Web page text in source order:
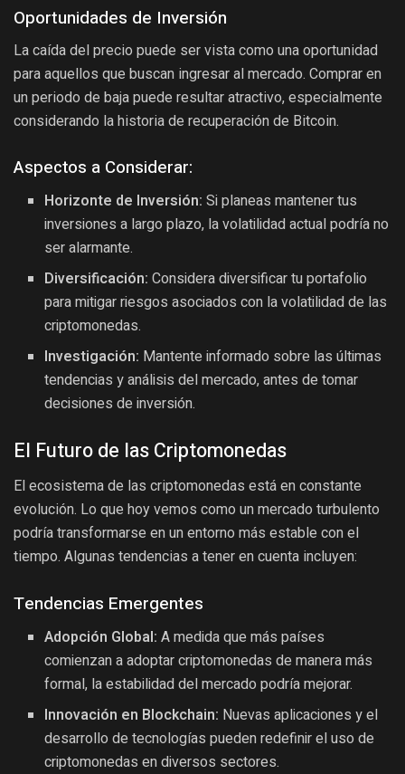
Oportunidades de Inversión
La caída del precio puede ser vista como una oportunidad
para aquellos que buscan ingresar al mercado. Comprar en
un periodo de baja puede resultar atractivo, especialmente
considerando la historia de recuperación de Bitcoin.
Aspectos a Considerar:
Horizonte de Inversión: Si planeas mantener tus
inversiones a largo plazo, la volatilidad actual podría no
ser alarmante.
Diversificación: Considera diversificar tu portafolio
para mitigar riesgos asociados con la volatilidad de las
criptomonedas.
Investigación: Mantente informado sobre las últimas
tendencias y análisis del mercado, antes de tomar
decisiones de inversión.
El Futuro de las Criptomonedas
El ecosistema de las criptomonedas está en constante
evolución. Lo que hoy vemos como un mercado turbulento
podría transformarse en un entorno más estable con el
tiempo. Algunas tendencias a tener en cuenta incluyen:
Tendencias Emergentes
Adopción Global: A medida que más países
comienzan a adoptar criptomonedas de manera más
formal, la estabilidad del mercado podría mejorar.
Innovación en Blockchain: Nuevas aplicaciones y el
desarrollo de tecnologías pueden redefinir el uso de
criptomonedas en diversos sectores.